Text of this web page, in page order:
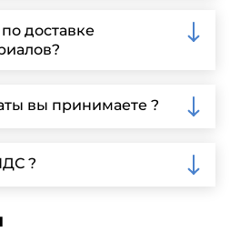
почту или
сайте для более
и организации встречи.
по доставке
у нас собственный
быстрой и надежной
вы принимаете ?
переводы,
информацию о
?
НДС 20%